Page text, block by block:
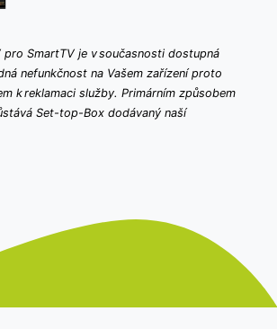
pro SmartTV je v současnosti dostupná
nefunkčnost na Vašem zařízení proto
k reklamaci služby. Primárním způsobem
Set-top-Box dodávaný naší